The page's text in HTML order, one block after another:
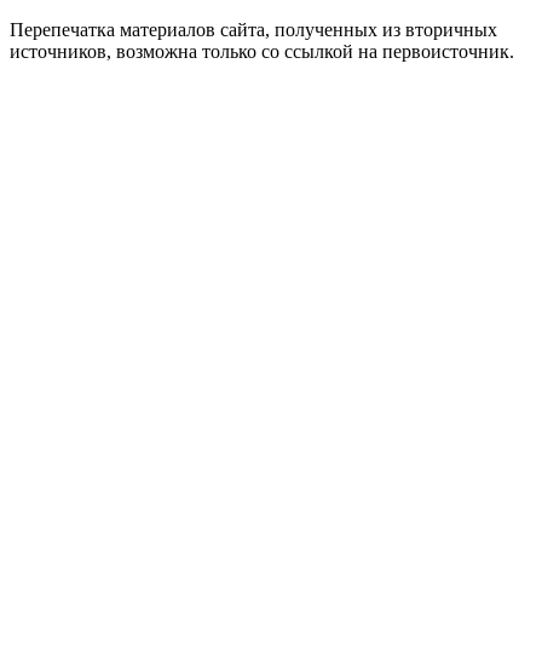
Перепечатка материалов сайта, полученных из вторичных
источников, возможна только со ссылкой на первоисточник.